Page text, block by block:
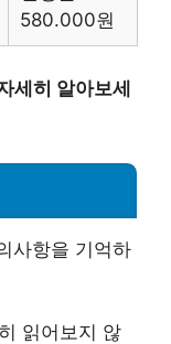
580.000원
세히 알아보세
사항을 기억하
읽어보지 않